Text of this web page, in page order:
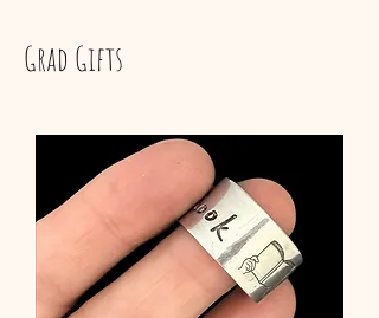
Grad Gifts